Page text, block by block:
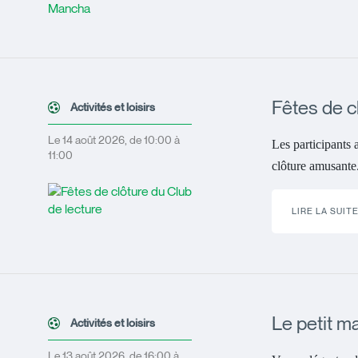
Activités et loisirs
Le 14 août 2026, de 10:00 à
11:00
Fêtes de
Les participants
clôture
LIRE LA SUITE
Activités et loisirs Le petit